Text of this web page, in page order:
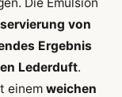
von
Ergebnis
Lederduft.
einem weichen